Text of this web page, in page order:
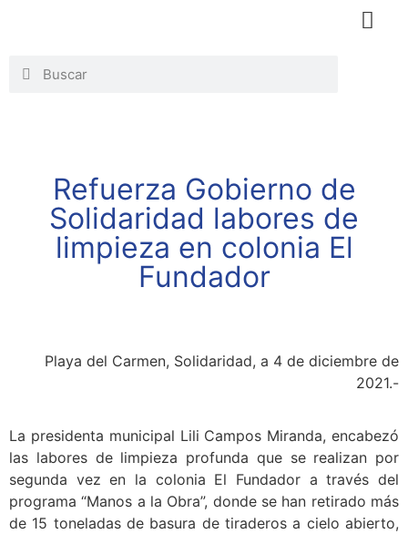
Refuerza Gobierno de
Solidaridad labores de
limpieza en colonia El
Fundador
Playa del Carmen, Solidaridad, a 4 de diciembre de
2021.-
La presidenta municipal Lili Campos Miranda, encabezó
las labores de limpieza profunda que se realizan por
segunda vez en la colonia El Fundador a través del
programa “Manos a la Obra”, donde se han retirado más
de 15 toneladas de basura de tiraderos a cielo abierto,